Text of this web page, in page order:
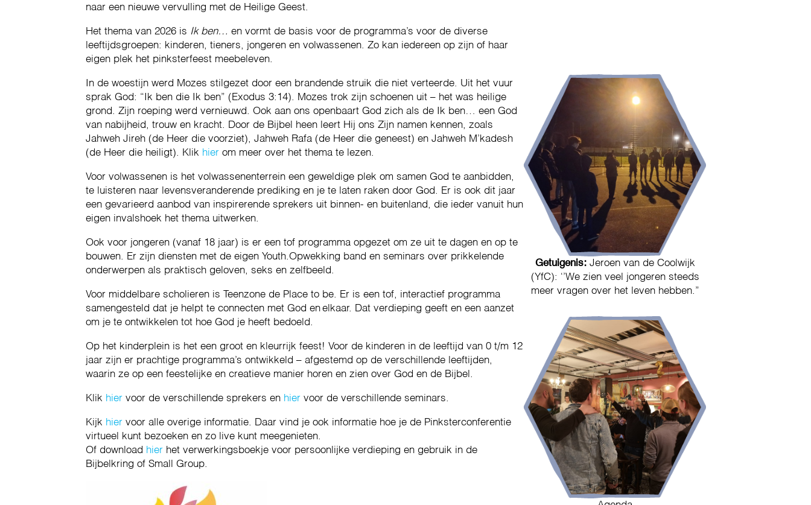
naar een nieuwe vervulling met de Heilige Geest.
Het thema van 2026 is Ik ben… en vormt de basis voor de programma’s voor de diverse
leeftijdsgroepen: kinderen, tieners, jongeren en volwassenen. Zo kan iedereen op zijn of haar
eigen plek het pinksterfeest meebeleven.
In de woestijn werd Mozes stilgezet door een brandende struik die niet verteerde. Uit het vuur
sprak God: “Ik ben die Ik ben” (Exodus 3:14). Mozes trok zijn schoenen uit – het was heilige
grond. Zijn roeping werd vernieuwd. Ook aan ons openbaart God zich als de Ik ben… een God
van nabijheid, trouw en kracht. Door de Bijbel heen leert Hij ons Zijn namen kennen, zoals
Jahweh Jireh (de Heer die voorziet), Jahweh Rafa (de Heer die geneest) en Jahweh M’kadesh
(de Heer die heiligt). Klik hier om meer over het thema te lezen.
Voor volwassenen is het volwassenenterrein een geweldige plek om samen God te aanbidden,
te luisteren naar levensveranderende prediking en je te laten raken door God. Er is ook dit jaar
een gevarieerd aanbod van inspirerende sprekers uit binnen- en buitenland, die ieder vanuit hun
eigen invalshoek het thema uitwerken.
Ook voor jongeren (vanaf 18 jaar) is er een tof programma opgezet om ze uit te dagen en op te
bouwen. Er zijn diensten met de eigen Youth.Opwekking band en seminars over prikkelende
onderwerpen als praktisch geloven, seks en zelfbeeld.
Voor middelbare scholieren is Teenzone de Place to be. Er is een tof, interactief programma
samengesteld dat je helpt te connecten met God en elkaar. Dat verdieping geeft en een aanzet
om je te ontwikkelen tot hoe God je heeft bedoeld.
Op het kinderplein is het een groot en kleurrijk feest! Voor de kinderen in de leeftijd van 0 t/m 12
jaar zijn er prachtige programma’s ontwikkeld – afgestemd op de verschillende leeftijden,
waarin ze op een feestelijke en creatieve manier horen en zien over God en de Bijbel.
Klik hier voor de verschillende sprekers en hier voor de verschillende seminars.
Kijk hier voor alle overige informatie. Daar vind je ook informatie hoe je de Pinksterconferentie
virtueel kunt bezoeken en zo live kunt meegenieten.
Of download hier het verwerkingsboekje voor persoonlijke verdieping en gebruik in de
Bijbelkring of Small Group.
Getuigenis: Jeroen van de Coolwijk
(YfC): ‘’We zien veel jongeren steeds
meer vragen over het leven hebben.”